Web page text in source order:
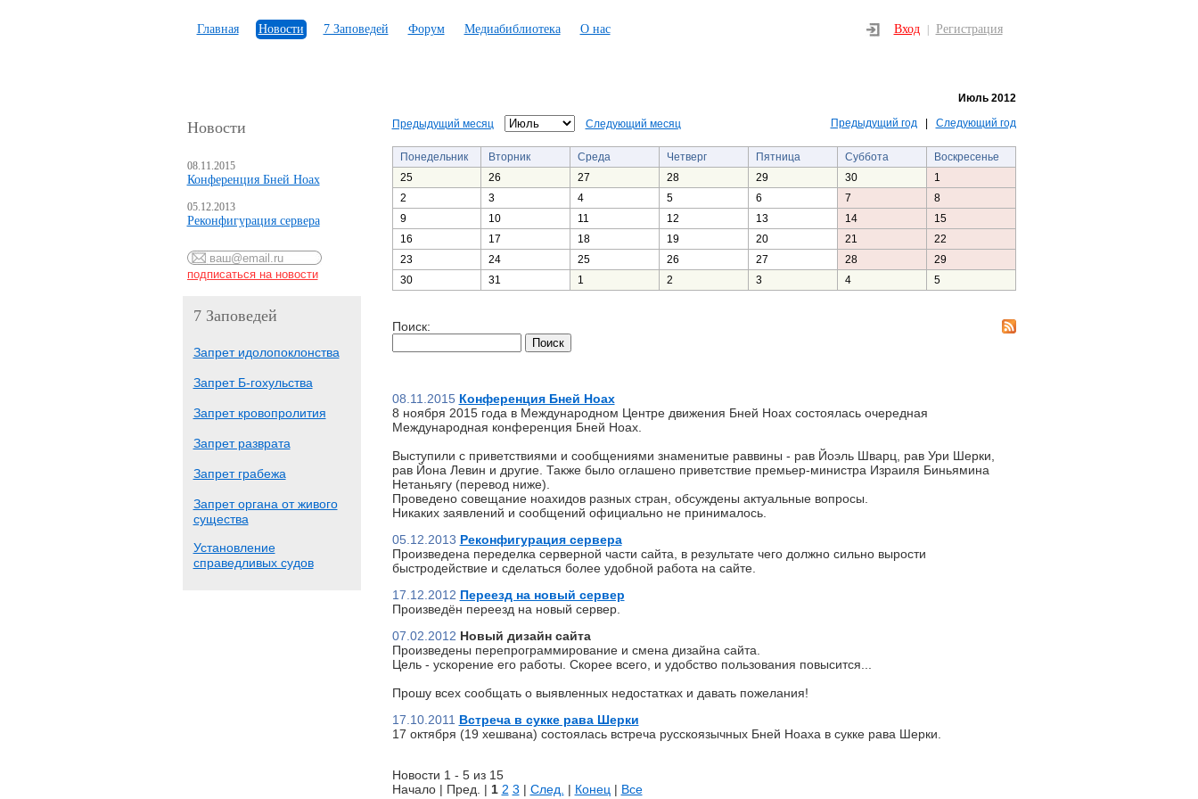
Главная Новости 7 Заповедей Форум Медиабиблиотека О нас Вход Регистрация
Новости
08.11.2015
Конференция Бней Ноах
05.12.2013
Реконфигурация сервера
7 Заповедей
Запрет идолопоклонства
Запрет Б-гохульства
Запрет кровопролития
Запрет разврата
Запрет грабежа
Запрет органа от живого
существа
Установление
справедливых судов
Июль 2012
Предыдущий месяц Следующий месяц Предыдущий год| Следующий год
Понедельник Вторник Среда Четверг Пятница Суббота
Воскресенье
25
26 27 28 29 30
1
2
3 4 5 6 7
8
9
10 11 12 13 14
15
16
17 18 19 20 21
22
23
24 25 26 27 28
29
30
31 1 2 3 4 5
Поиск:
08.11.2015 Конференция Бней Ноах
8 ноября 2015 года в Международном Центре движения Бней Ноах состоялась очередная
Международная конференция Бней Ноах.
Выступили с приветствиями и сообщениями знаменитые раввины - рав Йоэль Шварц, рав Ури Шерки,
рав Йона Левин и другие. Также было оглашено приветствие премьер-министра Израиля Биньямина
Нетаньягу (перевод ниже).
Проведено совещание ноахидов разных стран, обсуждены актуальные вопросы.
Никаких заявлений и сообщений официально не принималось.
05.12.2013 Реконфигурация сервера
Произведена переделка серверной части сайта, в результате чего должно сильно вырости
быстродействие и сделаться более удобной работа на сайте.
17.12.2012 Переезд на новый сервер
Произведён переезд на новый сервер.
07.02.2012 Новый дизайн сайта
Произведены перепрограммирование и смена дизайна сайта.
Цель - ускорение его работы. Скорее всего, и удобство пользования повысится...
Прошу всех сообщать о выявленных недостатках и давать пожелания!
17.10.2011 Встреча в сукке рава Шерки
17 октября (19 хешвана) состоялась встреча русскоязычных Бней Ноаха в сукке рава Шерки.
Новости 1 - 5 из 15
Начало | Пред. | 1 2 3 | След. | Конец | Все